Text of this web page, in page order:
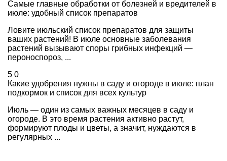
Самые главные обработки от болезней и вредителей в
июле: удобный список препаратов
Ловите июльский список препаратов для защиты
ваших растений! В июле основные заболевания
растений вызывают споры грибных инфекций —
пероноспороз, ...
5 0
Какие удобрения нужны в саду и огороде в июле: план
подкормок и список для всех культур
Июль — один из самых важных месяцев в саду и
огороде. В это время растения активно растут,
формируют плоды и цветы, а значит, нуждаются в
регулярных ...